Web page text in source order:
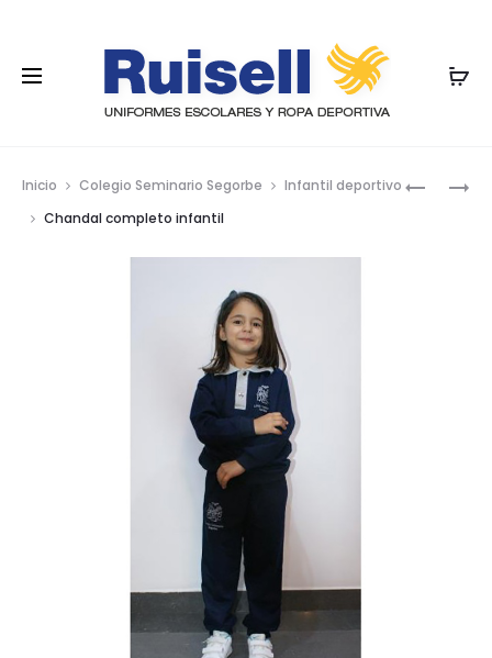
CHANDAL
Inicio Colegio Seminario Segorbe
Infantil deportivo
Chandal completo infantil